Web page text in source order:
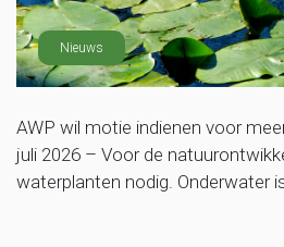
Nieuws
AWP wil motie indienen voor
juli 2026 – Voor de
waterplanten nodig. Onderwater